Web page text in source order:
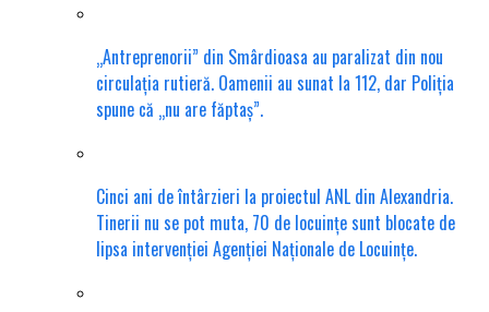
„Antreprenorii” din Smârdioasa au paralizat din nou
circulația rutieră. Oamenii au sunat la 112, dar Poliția
spune că „nu are făptaș”.
Cinci ani de întârzieri la proiectul ANL din Alexandria.
Tinerii nu se pot muta, 70 de locuințe sunt blocate de
lipsa intervenției Agenției Naționale de Locuințe.